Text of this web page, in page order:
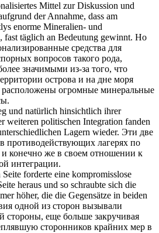
Mittel zur Diskussion und
der Annahme, dass am
enorme Mineralien- und
, fast täglich an Bedeutung gewinnt. Но
средства для
вопросов такого рода,
значимыми из-за того, что
острова и на дне моря
расположены огромные минеральные
und natürlich hinsichtlich ihrer
weiteren politischen Integration fanden
Lagern wieder. Эти две
противодействующих лагерях по
конечно же в своем отношении к
интеграции.
forderte eine kompromisslose
heraus und so schraubte sich die
höher, die die Gegensätze in beiden
одной из сторон вызывали
стороны, еще больше закручивая
сторонников крайних мер в